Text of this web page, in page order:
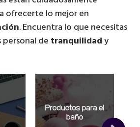
ofrecerte lo mejor en
. Encuentra lo que necesitas
personal de tranquilidady